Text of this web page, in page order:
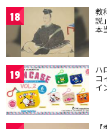
18 教
説
本
19 ハ
コ
イ